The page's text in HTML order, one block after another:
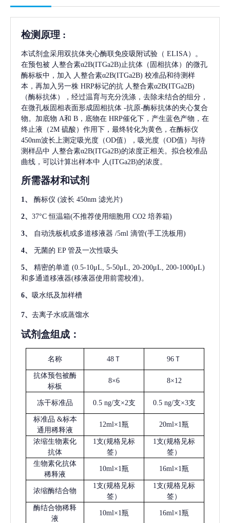
检测原理 :
本试剂盒采用双抗体夹心酶联免疫吸附试验（ ELISA）。
在预包被 人整合素α2B(ITGa2B) 止抗体（固相抗体）的微孔
酶标板中，加入
人整合素α2B(ITGa2B) 校准品和待测样
本，再加入另一株 HRP标记的抗 人整合素α2B(ITGa2B)
（酶标抗体），经过温育与充分洗涤，去除未结合的组分，
在微孔板固相表面形成固相抗体 -抗原-酶标抗体的夹心复合
物。加底物 A和 B，底物在 HRP催化下，产生蓝色产物，在
终止液（2M 硫酸）作用下，最终转化为黄色，在酶标仪
450nm波长上测定吸光度（OD值），吸光度（OD值）与待
测样品中 人整合素α2B(ITGa2B)的浓度正相关。拟合校准品
曲线，可以计算出样本中 人(ITGa2B)的浓度。
所需器材和试剂
1、 酶标仪 (波长 450nm 滤光片)
2、 37°C 恒温箱(不推荐使用细胞用 CO2 培养箱)
3、 自动洗板机或多道移液器 /5ml 滴管(手工洗板用)
4、 无菌的 EP 管及一次性吸头
5、 精密的单道 (0.5-10μL, 5-50μL, 20-200μL, 200-1000μL)
和多通道移液器(移液器使用前需校准)。
6、 吸水纸及加样槽
7、 去离子水或蒸馏水
试剂盒组成：
名称 48Ｔ 96Ｔ
抗体预包被酶
标板
8×6 8×12
冻干标准品 0.5 ng/支×2支 0.5 ng/支×3支
标准品 &标本
通用稀释液
12ml×1瓶 20ml×1瓶
浓缩生物素化
抗体
1支(规格见标
签）
1支(规格见标
签）
生物素化抗体
稀释液
10ml×1瓶 16ml×1瓶
浓缩酶结合物
1支(规格见标
签）
1支(规格见标
签）
酶结合物稀释
液
10ml×1瓶 16ml×1瓶